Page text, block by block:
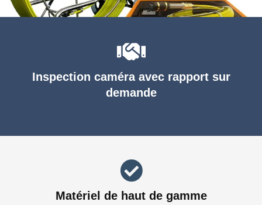
Inspection caméra avec rapport sur
demande
Matériel de haut de gamme